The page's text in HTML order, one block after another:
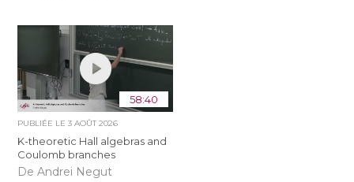
58:40
PUBLIÉE LE3 AOÛT 2026
K-theoretic Hall algebras and
Coulomb branches
De Andrei Negut